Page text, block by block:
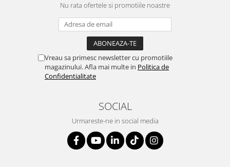
Nu rata ofertele si promotiile noastre
Vreau sa primesc newsletter cu promotiile
magazinului. Afla mai multe in Politica de
Confidentialitate
SOCIAL
Urmareste-ne in social media